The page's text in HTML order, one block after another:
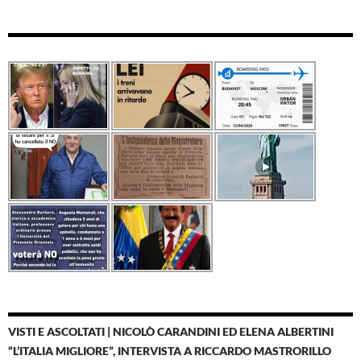
VISTI E ASCOLTATI | NICOLÒ CARANDINI ED ELENA ALBERTINI
“L’ITALIA MIGLIORE”, INTERVISTA A RICCARDO MASTRORILLO